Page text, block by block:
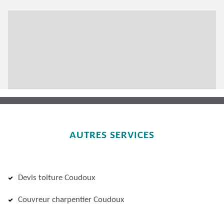
AUTRES SERVICES
Devis toiture Coudoux
Couvreur charpentier Coudoux